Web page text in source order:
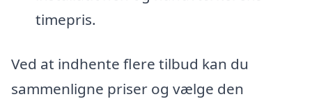
timepris.
Ved at indhente flere tilbud kan du
sammenligne priser og vælge den